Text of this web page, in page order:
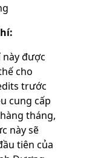
được
cho
trước
cung cấp
tháng,
này sẽ
tiên của